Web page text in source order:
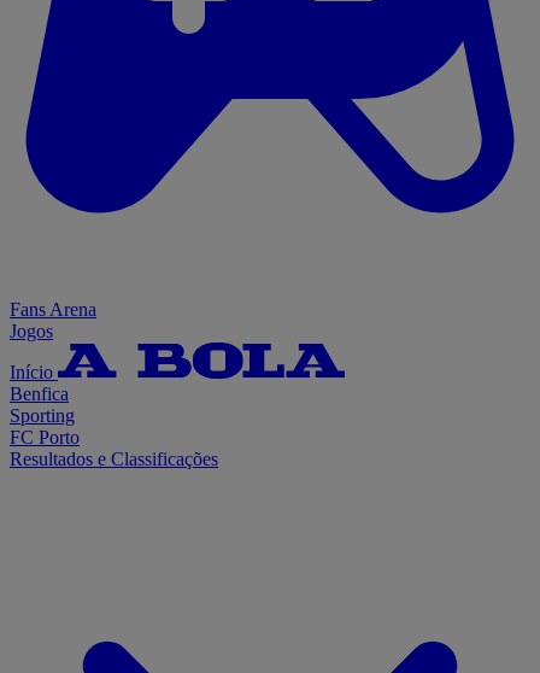
Fans Arena
Jogos
Início
Benfica
Sporting
FC Porto
Resultados e Classificações